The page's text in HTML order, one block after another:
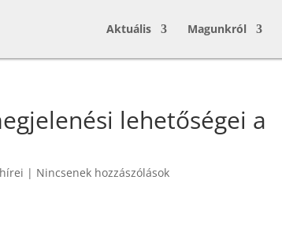
Aktuális Magunkról
lehetőségei a
| Nincsenek hozzászólások